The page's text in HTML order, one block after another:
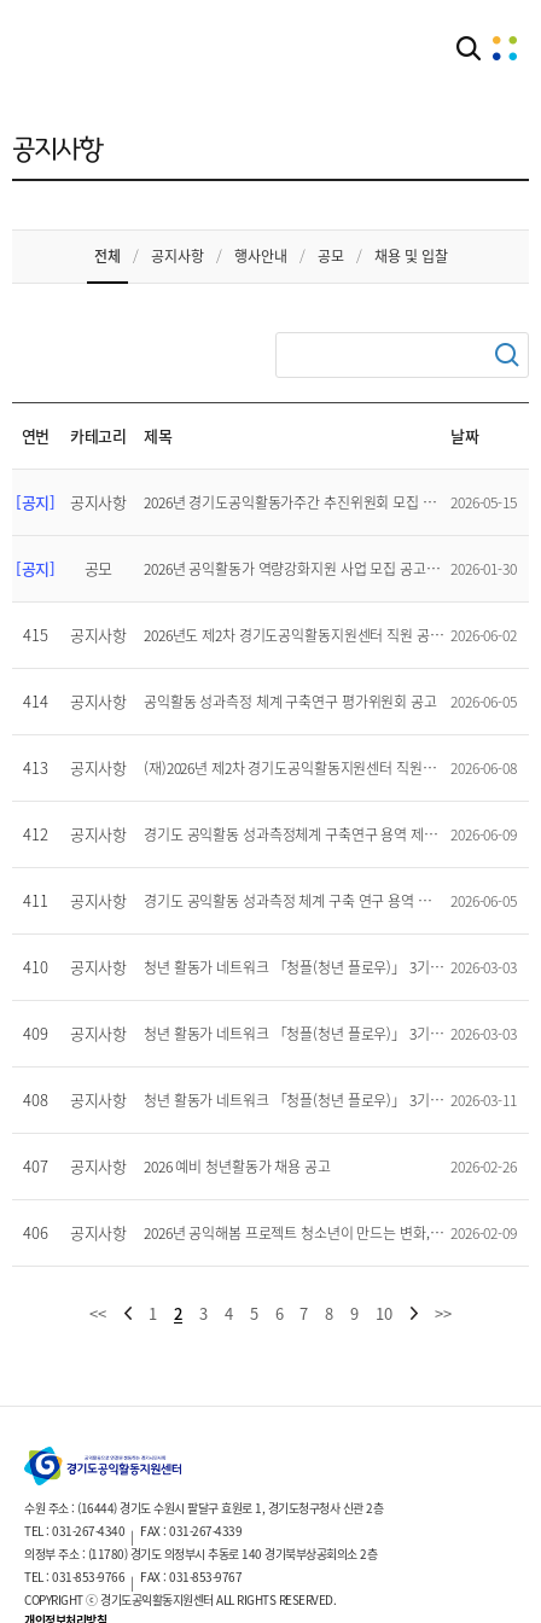
공지사항
전체 / 공지사항 / 행사안내 / 공모 / 채용 및 입찰
연번 카테고리 제목 날짜
[공지] 공지사항 2026년 경기도공익활동가주간 추진위원회 모집 및 참여 안내(5/18~) 2026-05-15
[공지] 공모 2026년 공익활동가 역량강화지원 사업 모집 공고(~9/30) 2026-01-30
415 공지사항 2026년도 제2차 경기도공익활동지원센터 직원 공개채용 서류합격자 공고 2026-06-02
414 공지사항 공익활동 성과측정 체계 구축연구 평가위원회 공고 2026-06-05
413 공지사항 (재)2026년 제2차 경기도공익활동지원센터 직원공개채용 최종합격자 공고 2026-06-08
412 공지사항 경기도 공익활동 성과측정체계 구축연구 용역 제안서 평가위원(후보자) 모집 공고 2026-06-09
411 공지사항 경기도 공익활동 성과측정 체계 구축 연구 용역 입찰 공고 2026-06-05
410 공지사항 청년 활동가 네트워크 「청플(청년 플로우)」 3기 합격자 공고 2026-03-03
409 공지사항 청년 활동가 네트워크 「청플(청년 플로우)」 3기 서류심사 결과 공고 2026-03-03
408 공지사항 청년 활동가 네트워크 「청플(청년 플로우)」 3기 위원 모집 공고 2026-03-11
407 공지사항 2026 예비 청년활동가 채용 공고 2026-02-26
406 공지사항 2026년 공익해봄 프로젝트 청소년이 만드는 변화, 우리 학교에서 시작해요 2026-02-09
<< 1 2 3 4 5 6 7 8 9 10 >>
수원 주소 : (16444) 경기도 수원시 팔달구 효원로 1, 경기도청구청사 신관 2층
TEL : 031-267-4340 | FAX : 031-267-4339
의정부 주소 : (11780) 경기도 의정부시 추동로 140 경기북부상공회의소 2층
TEL : 031-853-9766 | FAX : 031-853-9767
COPYRIGHT ⓒ 경기도공익활동지원센터 ALL RIGHTS RESERVED.